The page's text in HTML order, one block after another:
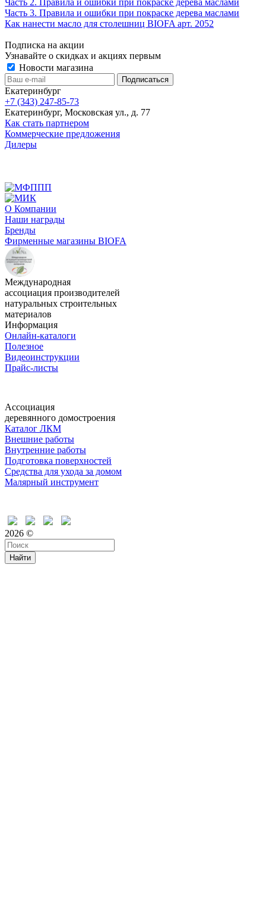
Часть 2. Правила и ошибки при покраске дерева маслами
Часть 3. Правила и ошибки при покраске дерева маслами
Как нанести масло для столешниц BIOFA арт. 2052
Подписка на акции
Узнавайте о скидках и акциях первым
Новости магазина
Екатеринбург
+7 (343) 247-85-73
Екатеринбург, Московская ул., д. 77
Как стать партнером
Коммерческие предложения
Дилеры
О Компании
Наши награды
Бренды
Фирменные магазины BIOFA
Международная
ассоциация производителей
натуральных строительных
материалов
Информация
Онлайн-каталоги
Полезное
Видеоинструкции
Прайс-листы
Ассоциация
деревянного домостроения
Каталог ЛКМ
Внешние работы
Внутренние работы
Подготовка поверхностей
Средства для ухода за домом
Малярный инструмент
2026 ©
Найти